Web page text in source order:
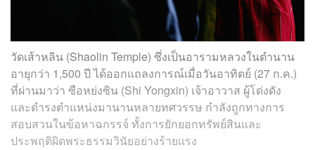
วัดเส้าหลิน (Shaolin Temple) ซึ่งเป็นอารามหลวงในตำนาน
อายุกว่า 1,500 ปี ได้ออกแถลงการณ์เมื่อวันอาทิตย์ (27 ก.ค.)
ที่ผ่านมาว่า ซือหย่งซิน (Shi Yongxin) เจ้าอาวาส ผู้โด่งดัง
และดำรงตำแหน่งมานานหลายทศวรรษ กำลังถูกทางการ
สอบสวนในข้อหาฉกรรจ์ ทั้งการยักยอกทรัพย์สินและ
ประพฤติผิดพระธรรมวินัยอย่างร้ายแรง